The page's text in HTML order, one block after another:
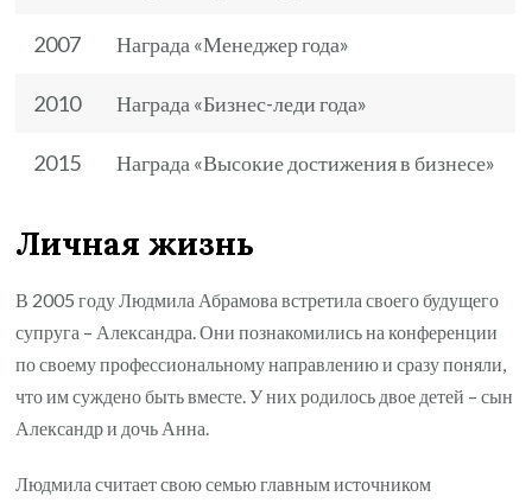
2007 Награда «Менеджер года»
2010 Награда «Бизнес-леди года»
2015 Награда «Высокие достижения в бизнесе»
Личная жизнь
В 2005 году Людмила Абрамова встретила своего будущего
супруга – Александра. Они познакомились на конференции
по своему профессиональному направлению и сразу поняли,
что им суждено быть вместе. У них родилось двое детей – сын
Александр и дочь Анна.
Людмила считает свою семью главным источником